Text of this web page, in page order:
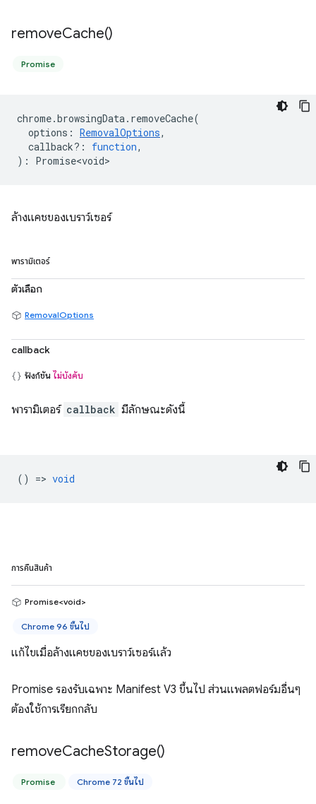
removeCache()
Promise
chrome.browsingData. removeCache(
options : RemovalOptions,
callback? : function,
) : Promise<void>
ล้างแคชของเบราว์เซอร์
พารามิเตอร์
ตัวเลือก
RemovalOptions
callback
ฟังก์ชัน ไม่บังคับ
พารามิเตอร์ callback มีลักษณะดังนี้
() => void
การคืนสินค้า
Promise<void>
Chrome 96 ขึ้นไป
แก้ไขเมื่อล้างแคชของเบราว์เซอร์แล้ว
Promise รองรับเฉพาะ Manifest V3 ขึ้นไป ส่วนแพลตฟอร์มอื่นๆ
ต้องใช้การเรียกกลับ
removeCacheStorage()
Promise Chrome 72 ขึ้นไป